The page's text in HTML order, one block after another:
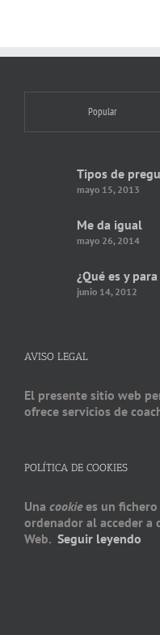
Popular
Tipos de
mayo 15, 2013
Me da igual
mayo 26, 2014
¿Qué es y
junio 14, 2012
AVISO LEGAL
El presente sitio web
ofrece servicios de
POLÍTICA DE COOKIES
Una cookiees un fichero
ordenador al acceder a
Web. Seguir leyendo